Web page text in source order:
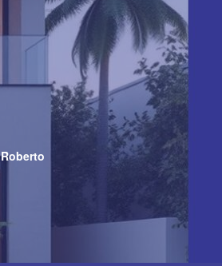
Roberto